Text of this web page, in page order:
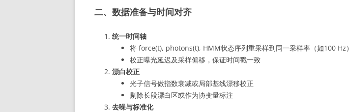
二、数据准备与时间对齐
统一时间轴
将 force(t), photons(t), HMM状态序列重采样到同一采样率（如100 Hz）
校正曝光延迟及采样偏移，保证时间戳一致
漂白校正
光子信号做指数衰减或局部基线漂移校正
剔除长段漂白区或作为协变量标注
去噪与标准化